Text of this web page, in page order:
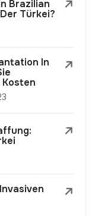
Brazilian
Türkei?
In